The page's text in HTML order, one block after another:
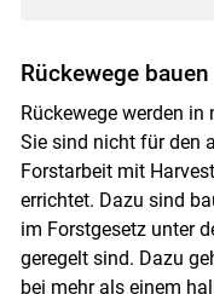
Rückewege bauen
Rückewege werden
Sie sind nicht für den
Forstarbeit mit
errichtet. Dazu sind
im Forstgesetz unter
geregelt sind. Dazu
bei mehr als einem